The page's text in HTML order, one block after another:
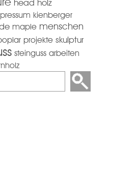
head holz
kienberger
maple menschen
projekte skulptur
steinguss arbeiten